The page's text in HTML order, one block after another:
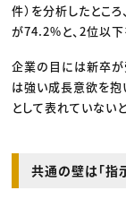
件）を分析したとこ
が74.2%と、2位以下
企業の目には新卒が
は強い成長意欲を抱
として表れていない
共通の壁は「指